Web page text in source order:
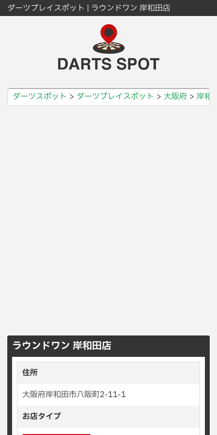
ダーツプレイスポット | ラウンドワン 岸和田店
ダーツスポット ダーツプレイスポット 大阪府 岸和
ラウンドワン 岸和田店
住所
大阪府岸和田市八阪町2-11-1
お店タイプ